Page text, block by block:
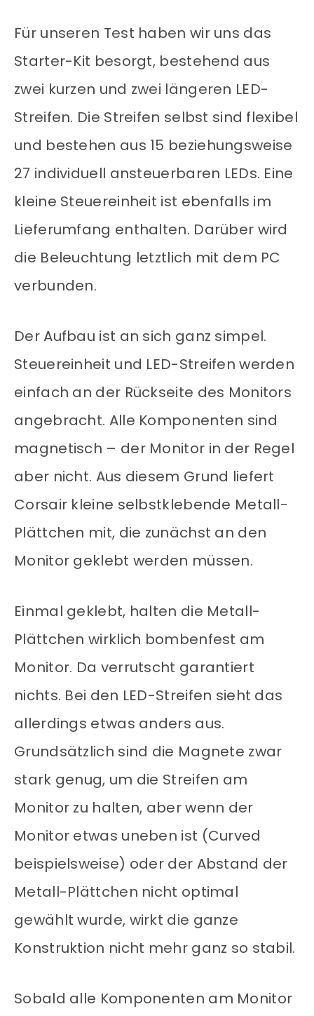
Für unseren Test haben wir uns das
Starter-Kit besorgt, bestehend aus
zwei kurzen und zwei längeren LED-
Streifen. Die Streifen selbst sind flexibel
und bestehen aus 15 beziehungsweise
27 individuell ansteuerbaren LEDs. Eine
kleine Steuereinheit ist ebenfalls im
Lieferumfang enthalten. Darüber wird
die Beleuchtung letztlich mit dem PC
verbunden.
Der Aufbau ist an sich ganz simpel.
Steuereinheit und LED-Streifen werden
einfach an der Rückseite des Monitors
angebracht. Alle Komponenten sind
magnetisch – der Monitor in der Regel
aber nicht. Aus diesem Grund liefert
Corsair kleine selbstklebende Metall-
Plättchen mit, die zunächst an den
Monitor geklebt werden müssen.
Einmal geklebt, halten die Metall-
Plättchen wirklich bombenfest am
Monitor. Da verrutscht garantiert
nichts. Bei den LED-Streifen sieht das
allerdings etwas anders aus.
Grundsätzlich sind die Magnete zwar
stark genug, um die Streifen am
Monitor zu halten, aber wenn der
Monitor etwas uneben ist (Curved
beispielsweise) oder der Abstand der
Metall-Plättchen nicht optimal
gewählt wurde, wirkt die ganze
Konstruktion nicht mehr ganz so stabil.
Sobald alle Komponenten am Monitor